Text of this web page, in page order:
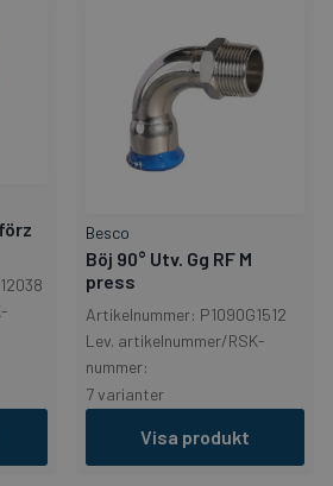
Besco
Böj 90° Utv. Gg RF M
press
Artikelnummer: P1090G1512
Lev. artikelnummer/RSK-
nummer:
7 varianter
Visa produkt